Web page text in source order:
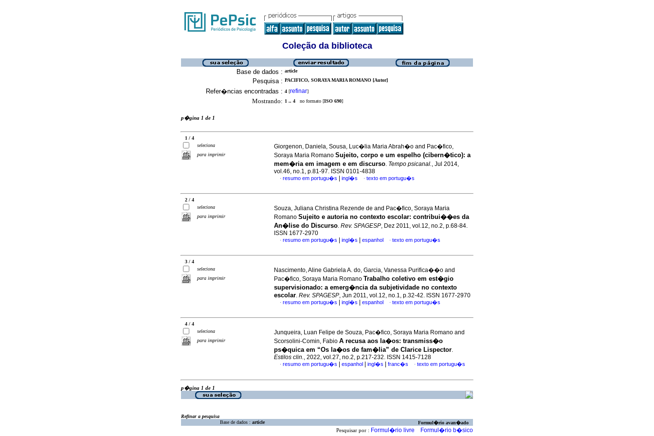
Coleção da biblioteca
Base de dados : article
Pesquisa : PACIFICO, SORAYA MARIA ROMANO [Autor]
Refer�ncias encontradas : 4 [refinar]
Mostrando: 1 .. 4 no formato [ISO 690]
p�gina 1 de 1
1 / 4
seleciona
para imprimir
Giorgenon, Daniela, Sousa, Luc�lia Maria Abrah�o and Pac�fico,
Soraya Maria Romano Sujeito, corpo e um espelho (cibern�tico): a
mem�ria em imagem e em discurso. Tempo psicanal., Jul 2014,
vol.46, no.1, p.81-97. ISSN 0101-4838
· resumo em portugu�s ingl�s · texto em portugu�s
2 / 4
seleciona
para imprimir
Souza, Juliana Christina Rezende de and Pac�fico, Soraya Maria
Romano Sujeito e autoria no contexto escolar: contribui��es da
An�lise do Discurso. Rev. SPAGESP, Dez 2011, vol.12, no.2, p.68-84.
ISSN 1677-2970
· resumo em portugu�s ingl�s espanhol · texto em portugu�s
3 / 4
seleciona
para imprimir
Nascimento, Aline Gabriela A. do, Garcia, Vanessa Purifica��o and
Pac�fico, Soraya Maria Romano Trabalho coletivo em est�gio
supervisionado: a emerg�ncia da subjetividade no contexto
escolar. Rev. SPAGESP, Jun 2011, vol.12, no.1, p.32-42. ISSN 1677-2970
· resumo em portugu�s ingl�s espanhol · texto em portugu�s
4 / 4
seleciona
para imprimir
Junqueira, Luan Felipe de Souza, Pac�fico, Soraya Maria Romano and
Scorsolini-Comin, Fabio A recusa aos la�os: transmiss�o
ps�quica em “Os la�os de fam�lia” de Clarice Lispector.
Estilos clin., 2022, vol.27, no.2, p.217-232. ISSN 1415-7128
· resumo em portugu�s espanhol ingl�s franc�s · texto em portugu�s
p�gina 1 de 1
Refinar a pesquisa
Base de dados : article Formul�rio avan�ado
Pesquisar por : Formul�rio livre Formul�rio b�sico